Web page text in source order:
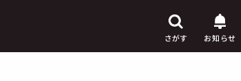
さがす お知らせ